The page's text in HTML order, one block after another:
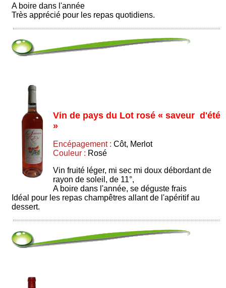
A boire dans l'année
Très apprécié pour les repas quotidiens.
Vin de pays du Lot rosé « saveur d'été
»
Encépagement : Côt, Merlot
Couleur : Rosé
Vin fruité léger, mi sec mi doux débordant de
rayon de soleil, de 11°,
A boire dans l'année, se déguste frais
Idéal pour les repas champêtres allant de l'apéritif au
dessert.